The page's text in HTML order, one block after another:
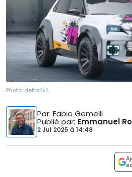
Photo: delta4x4
Par: Fabio Gemelli
Publié par: Emmanuel
2 Jul 2025 à 14:48